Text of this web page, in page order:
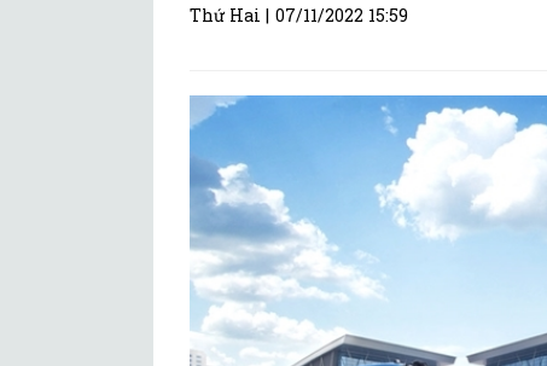
Thứ Hai | 07/11/2022 15:59